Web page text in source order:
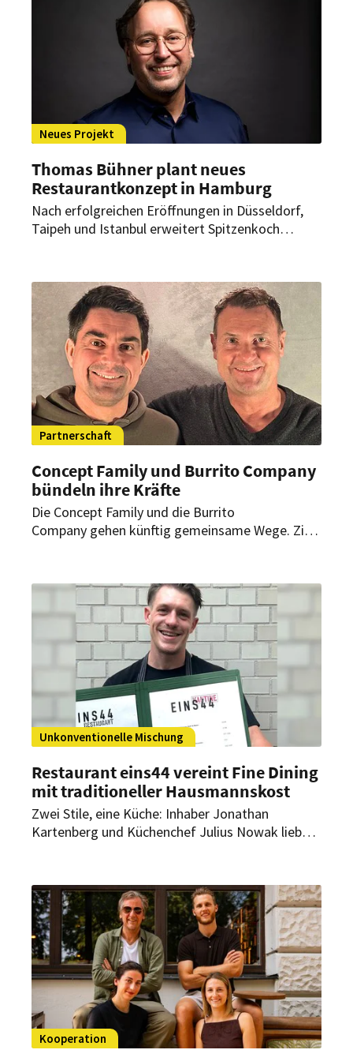
Neues Projekt
Thomas Bühner plant neues
Restaurantkonzept in Hamburg
Nach erfolgreichen Eröffnungen in Düsseldorf,
Taipeh und Istanbul erweitert Spitzenkoch
Westfield Hamburg-Überseequartier ein neues
Restaurantprojekt realisieren.
Partnerschaft
Concept Family und Burrito Company
bündeln ihre Kräfte
Die Concept Family und die Burrito
Company gehen künftig gemeinsame Wege. Ziel
„Burrito Company“-Standorte unter einem Dach
zu vereinen und so Synergien zu schaffen, das
gastronomische Angebot in Deutschland weiter
auszubauen.
Unkonventionelle Mischung
Restaurant eins44 vereint Fine Dining
mit traditioneller Hausmannskost
Zwei Stile, eine Küche: Inhaber Jonathan
Kartenberg und Küchenchef Julius Nowak lieben
Restaurant eins44 in Neukölln neben den
exquisiten Fine-Dining-Spezialitäten nun auch
deutsche Hausmannskost.
Kooperation